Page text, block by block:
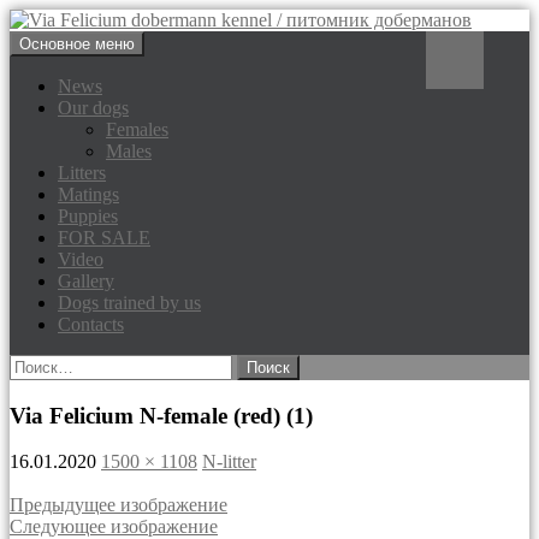
Via Felicium dobermann
kennel / питомник доберманов
Основное меню
к
News
Our dogs
Females
Males
Litters
Matings
Puppies
FOR SALE
Video
Gallery
Dogs trained by us
Contacts
Найти:
Via Felicium N-female (red) (1)
16.01.2020 1500 × 1108 N-litter
Предыдущее изображение
Следующее изображение